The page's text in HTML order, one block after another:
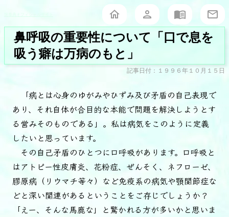
鼻呼吸の重要性について「口で息を
吸う癖は万病のもと」
記事日付：１９９６年１０月１５日
「病とは心身のゆがみやひずみ及び矛盾の自己表現で
あり、それ自体が合目的な本能で問題を解決しようとす
る営みそのものである」。私は病気をこのように定義
したいと思っています。
その自己矛盾のひとつに口呼吸があります。口呼吸と
はアトピー性皮膚炎、花粉症、ぜんそく、ネフローゼ、
膠原病（リウマチ等々）など免疫系の病気や顎関節症な
どと深い関連があるということをご存じでしょうか？
「えー、そんな馬鹿な」と驚かれる方が多いかと思いま